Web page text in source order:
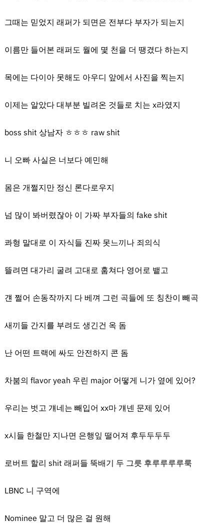
그때는 믿었지 래퍼가 되면은 전부다 부자가 되는지
이름만 들어본 래퍼도 월에 몇 천을 더 땡겼다 하는지
목에는 다이아 못해도 아우디 앞에서 사진을 찍는지
이제는 알았다 대부분 빌려온 것들로 치는 x라였지
boss shit 상남자 ㅎㅎㅎ raw shit
니 오빠 사실은 너보다 예민해
몸은 개쩔지만 정신 론다로우지
넘 많이 봐버렸잖아 이 가짜 부자들의 fake shit
콰형 말대로 이 자식들 진짜 못느끼나 죄의식
뜰려면 대가리 굴려 고대로 훔쳐다 영어로 뱉고
걘 쩔어 손동작까지 다 베껴 그런 곡들에 또 칭찬이 빼곡
새끼들 간지를 부려도 생긴건 옥 돔
난 어떤 트랙에 싸도 안전하지 콘 돔
차붐의 flavor yeah 우린 major 어떻게 니가 옆에 있어?
우리는 벗고 걔네는 빼입어 xx마 걔넨 문제 있어
x시들 한철만 지나면 은행잎 떨어져 후두두두두
로버트 할리 shit 래퍼들 뚝배기 두 그릇 후루루루루룩
LBNC 니 구역에
Nominee 말고 더 많은 걸 원해